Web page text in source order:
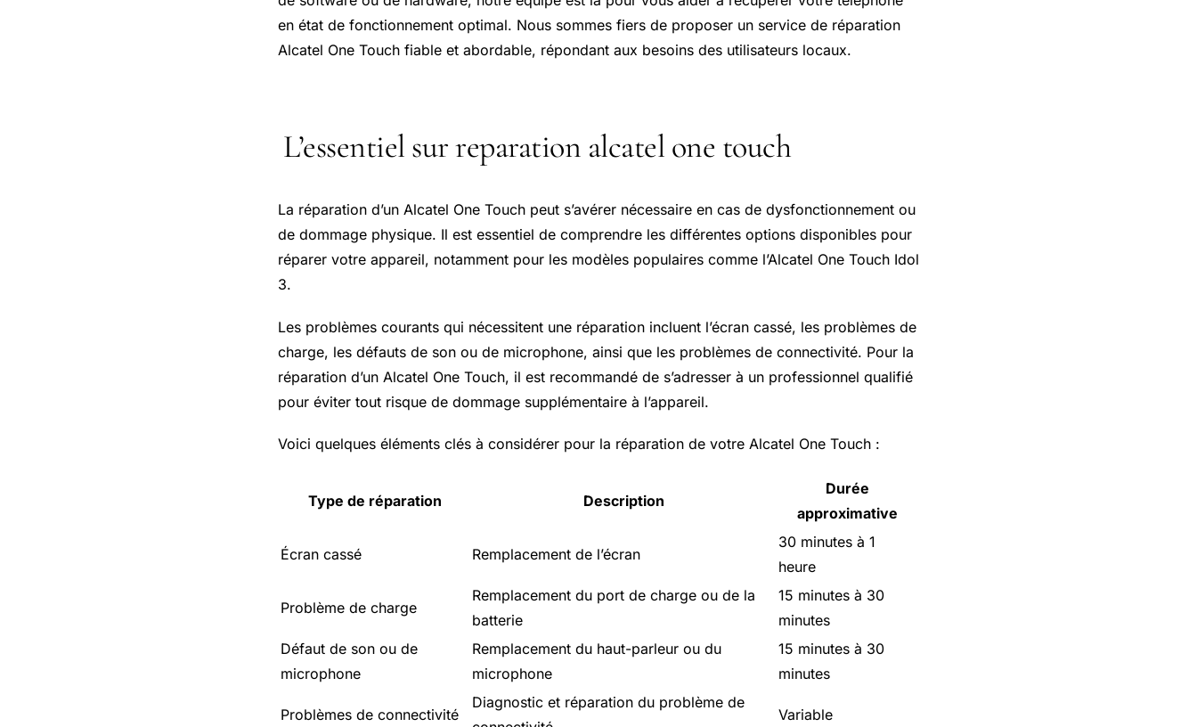
en état de fonctionnement optimal. Nous sommes fiers de proposer un service de réparation
Alcatel One Touch fiable et abordable, répondant aux besoins des utilisateurs locaux.
L’essentiel sur reparation alcatel one touch
La réparation d’un Alcatel One Touch peut s’avérer nécessaire en cas de dysfonctionnement ou
de dommage physique. Il est essentiel de comprendre les différentes options disponibles pour
réparer votre appareil, notamment pour les modèles populaires comme l’Alcatel One Touch Idol
3.
Les problèmes courants qui nécessitent une réparation incluent l’écran cassé, les problèmes de
charge, les défauts de son ou de microphone, ainsi que les problèmes de connectivité. Pour la
réparation d’un Alcatel One Touch, il est recommandé de s’adresser à un professionnel qualifié
pour éviter tout risque de dommage supplémentaire à l’appareil.
Voici quelques éléments clés à considérer pour la réparation de votre Alcatel One Touch :
Type de réparation Description
Durée
approximative
Écran cassé Remplacement de l’écran
30 minutes à 1
heure
Problème de charge
Remplacement du port de charge ou de la
batterie
15 minutes à 30
minutes
Défaut de son ou de
microphone
Remplacement du haut-parleur ou du
microphone
15 minutes à 30
minutes
Problèmes de connectivité
Diagnostic et réparation du problème de
Variable